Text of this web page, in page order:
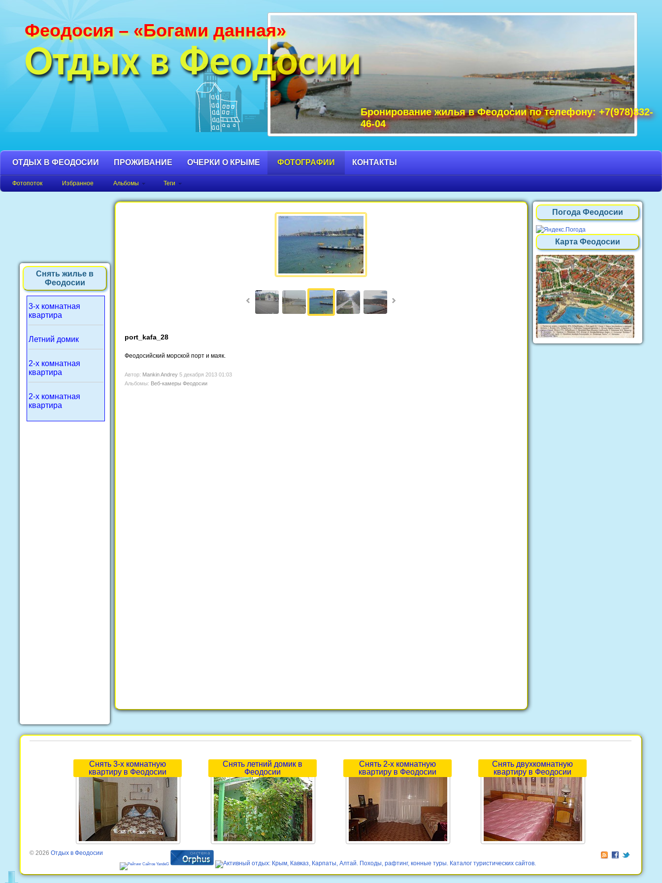
Феодосия – «Богами данная»
Отдых в Феодосии
Бронирование жилья в Феодосии по телефону: +7(978)832-
46-04
Фотографии Феодосии и Крыма. Пляжи Крыма фото, фото горы Крыма, Крым Судак фото, Крым фото Ялта, Крым фото
Феодосия, Орджоникидзе Крым фото, достопримечательности Крыма фото, море Крым фото, фото Нового Света, Крым
фото города, Крым фото Феодосия.
ОТДЫХ В ФЕОДОСИИ ПРОЖИВАНИЕ ОЧЕРКИ О КРЫМЕ ФОТОГРАФИИ КОНТАКТЫ
Фотопоток Избранное Альбомы Теги
Снять жилье в
Феодосии
3-х комнатная
квартира
Летний домик
2-х комнатная
квартира
2-х комнатная
квартира
Погода Феодосии
Карта Феодосии
port_kafa_28
Феодосийский морской порт и маяк.
Автор: Mankin Andrey 5 декабря 2013 01:03
Альбомы: Веб-камеры Феодосии
Снять 3-х комнатную
квартиру в Феодосии
Снять летний домик в
Феодосии
Снять 2-х комнатную
квартиру в Феодосии
Снять двухкомнатную
квартиру в Феодосии
© 2026 Отдых в Феодосии